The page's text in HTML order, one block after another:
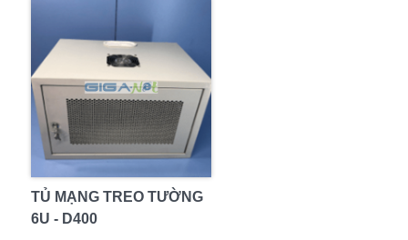
TỦ MẠNG TREO TƯỜNG
6U - D400